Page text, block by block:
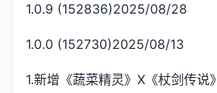
1.0.9 (152836)2025/08/28
1.0.0 (152730)2025/08/13
1.新增《蔬菜精灵》X《杖剑传说